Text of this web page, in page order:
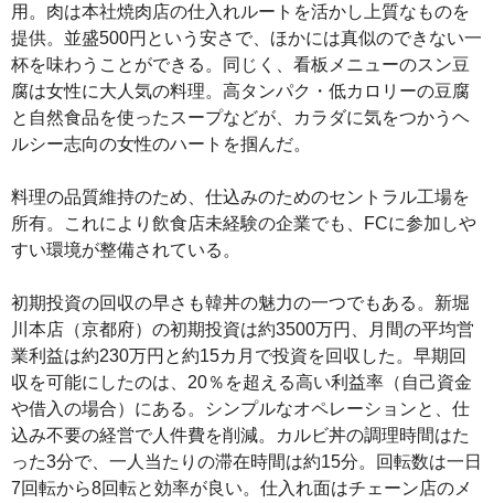
用。肉は本社焼肉店の仕入れルートを活かし上質なものを
提供。並盛500円という安さで、ほかには真似のできない一
杯を味わうことができる。同じく、看板メニューのスン豆
腐は女性に大人気の料理。高タンパク・低カロリーの豆腐
と自然食品を使ったスープなどが、カラダに気をつかうヘ
ルシー志向の女性のハートを掴んだ。
料理の品質維持のため、仕込みのためのセントラル工場を
所有。これにより飲食店未経験の企業でも、FCに参加しや
すい環境が整備されている。
初期投資の回収の早さも韓丼の魅力の一つでもある。新堀
川本店（京都府）の初期投資は約3500万円、月間の平均営
業利益は約230万円と約15カ月で投資を回収した。早期回
収を可能にしたのは、20％を超える高い利益率（自己資金
や借入の場合）にある。シンプルなオペレーションと、仕
込み不要の経営で人件費を削減。カルビ丼の調理時間はた
った3分で、一人当たりの滞在時間は約15分。回転数は一日
7回転から8回転と効率が良い。仕入れ面はチェーン店のメ